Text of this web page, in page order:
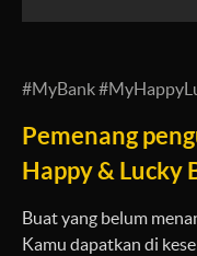
#MyBank
Pemenang
Happy & Lucky
Buat yang belum
Kamu dapatkan di